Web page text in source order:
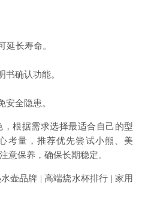
延长寿命。
书确认功能。
安全隐患。
根据需求选择最适合自己的型
考量，推荐优先尝试小熊、美
意保养，确保长期稳定。
壶品牌 | 高端烧水杯排行 | 家用